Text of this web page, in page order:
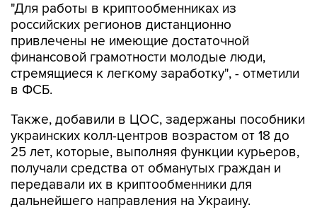
"Для работы в криптообменниках из
российских регионов дистанционно
привлечены не имеющие достаточной
финансовой грамотности молодые люди,
стремящиеся к легкому заработку", - отметили
в ФСБ.
Также, добавили в ЦОС, задержаны пособники
украинских колл-центров возрастом от 18 до
25 лет, которые, выполняя функции курьеров,
получали средства от обманутых граждан и
передавали их в криптообменники для
дальнейшего направления на Украину.